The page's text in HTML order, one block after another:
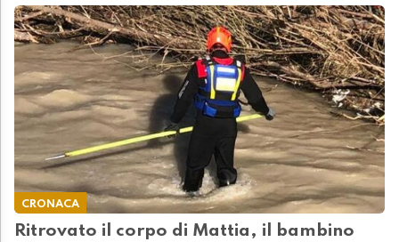
CRONACA
Ritrovato il corpo di Mattia, il bambino